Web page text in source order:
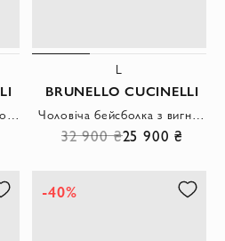
L
BRUNELLO CUCINELLI
32 900 ₴25 900 ₴
-40%